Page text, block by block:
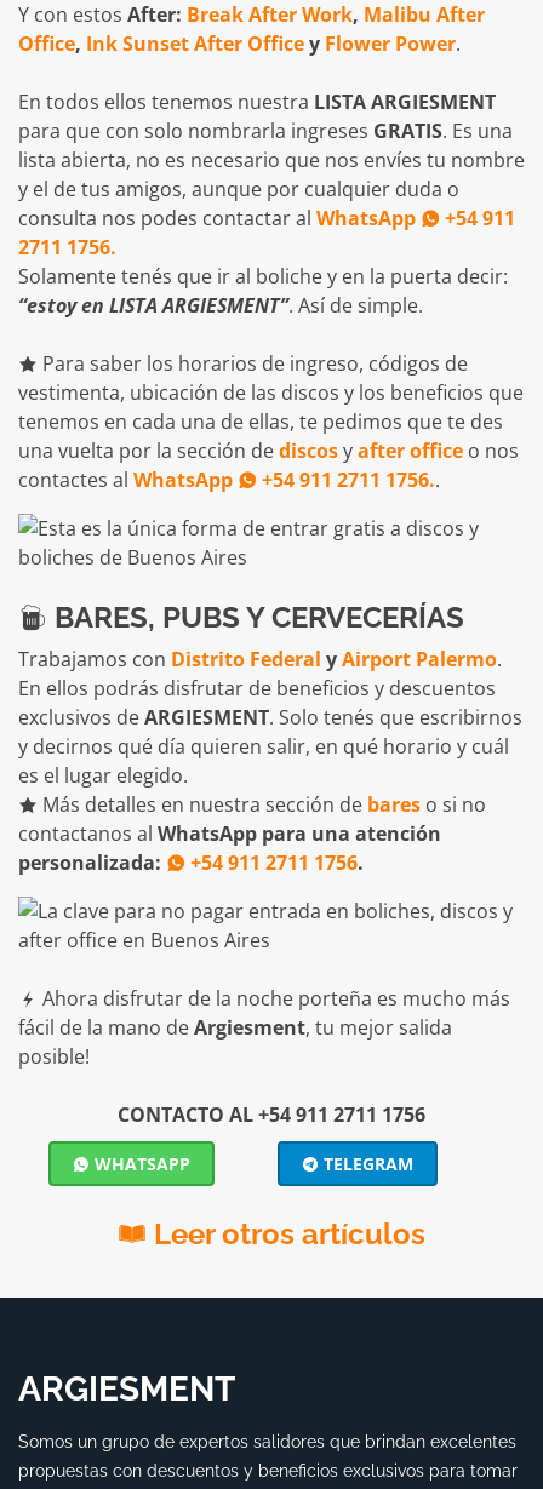
Y con estos After: Break After Work, Malibu After
Office, Ink Sunset After Officey Flower Power.
En todos ellos tenemos nuestra LISTA ARGIESMENT
para que con solo nombrarla ingreses GRATIS. Es una
lista abierta, no es necesario que nos envíes tu nombre
y el de tus amigos, aunque por cualquier duda o
consulta nos podes contactar al WhatsApp
+54 911
2711 1756.
Solamente tenés que ir al boliche y en la puerta decir:
“estoy en LISTA ARGIESMENT”. Así de simple.
Para saber los horarios de ingreso, códigos de
vestimenta, ubicación de las discos y los beneficios que
tenemos en cada una de ellas, te pedimos que te des
una vuelta por la sección dediscosyafter office o nos
contactes al WhatsApp +54 911 2711 1756..
BARES, PUBS Y CERVECERÍAS
Trabajamos con Distrito Federal yAirport Palermo.
En ellos podrás disfrutar de beneficios y descuentos
exclusivos deARGIESMENT. Solo tenés que escribirnos
y decirnos qué día quieren salir, en qué horario y cuál
es el lugar elegido.
Más detalles en nuestra sección de bares o si no
contactanos al WhatsApp para una atención
personalizada:
+54 911 2711 1756.
Ahora disfrutar de la noche porteña es mucho más
fácil de la mano deArgiesment, tu mejor salida
posible!
CONTACTO AL +54 911 2711 1756
WHATSAPP TELEGRAM
Leer otros artículos
ARGIESMENT
Somos un grupo de expertos salidores que brindan excelentes
propuestas con descuentos y beneficios exclusivos para tomar